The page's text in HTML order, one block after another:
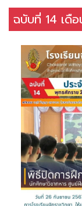
ฉบับที่ 14 เดื